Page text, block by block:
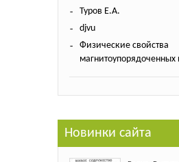
Туров Е.А.
djvu
Физические свойства
магнитоупорядоченных
Новинки сайта